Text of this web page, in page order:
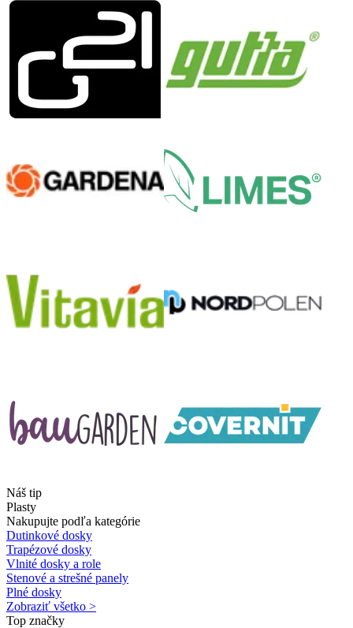
Náš tip
Plasty
Nakupujte podľa kategórie
Dutinkové dosky
Trapézové dosky
Vlnité dosky a role
Stenové a strešné panely
Plné dosky
Zobraziť všetko >
Top značky